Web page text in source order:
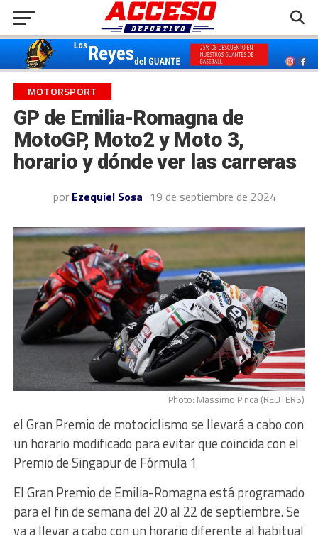
MOTORSPORT
GP de Emilia-Romagna de
MotoGP, Moto2 y Moto 3,
horario y dónde ver las carreras
por Ezequiel Sosa 19 de septiembre de 2024
Photo: Massimo Pinca (REUTERS)
el Gran Premio de motociclismo se llevará a cabo con
un horario modificado para evitar que coincida con el
Premio de Singapur de Fórmula 1
El Gran Premio de Emilia-Romagna está programado
para el fin de semana del 20 al 22 de septiembre. Se
va a llevar a cabo con un horario diferente al habitual